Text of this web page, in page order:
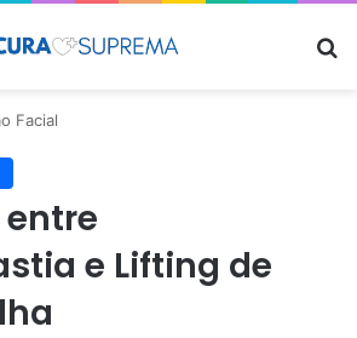
Facial
e Lifting de